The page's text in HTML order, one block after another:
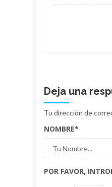
Deja una
Tu dirección de
NOMBRE*
POR FAVOR,